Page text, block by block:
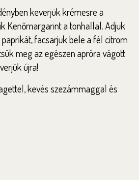
keverjük krémesre a
Kenőmargarint a tonhallal. Adjuk
facsarjuk bele a fél citrom
meg az egészen apróra vágott
újra!
kevés szezámmaggal és